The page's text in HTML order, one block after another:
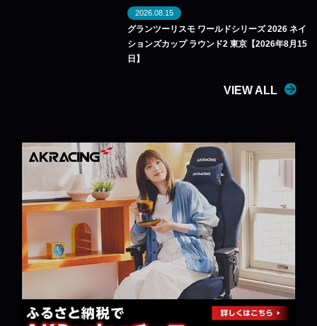
2026.08.15
グランツーリスモ ワールドシリーズ 2026 ネイ
ションズカップ ラウンド2 東京【2026年8月15
日】
VIEW ALL